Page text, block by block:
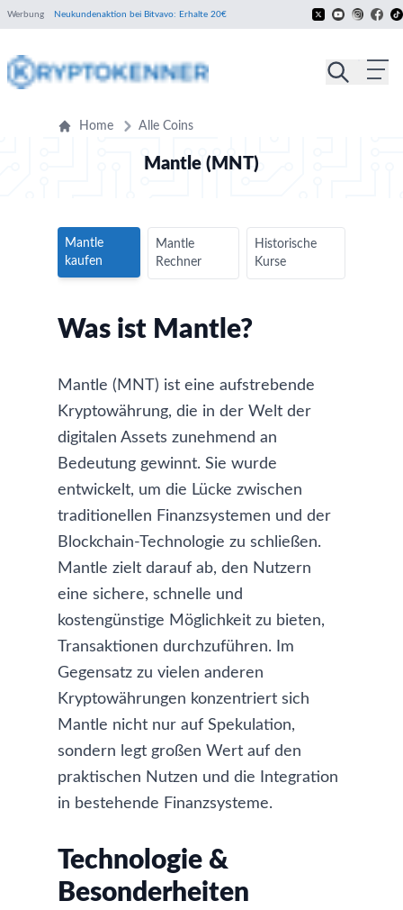
Werbung Neukundenaktion bei Bitvavo: Erhalte 20€
Home Alle Coins
Mantle (MNT)
Mantle
kaufen
Mantle
Rechner
Historische
Kurse
Was ist Mantle?
Mantle (MNT) ist eine aufstrebende
Kryptowährung, die in der Welt der
digitalen Assets zunehmend an
Bedeutung gewinnt. Sie wurde
entwickelt, um die Lücke zwischen
traditionellen Finanzsystemen und der
Blockchain-Technologie zu schließen.
Mantle zielt darauf ab, den Nutzern
eine sichere, schnelle und
kostengünstige Möglichkeit zu bieten,
Transaktionen durchzuführen. Im
Gegensatz zu vielen anderen
Kryptowährungen konzentriert sich
Mantle nicht nur auf Spekulation,
sondern legt großen Wert auf den
praktischen Nutzen und die Integration
in bestehende Finanzsysteme.
Technologie &
Besonderheiten